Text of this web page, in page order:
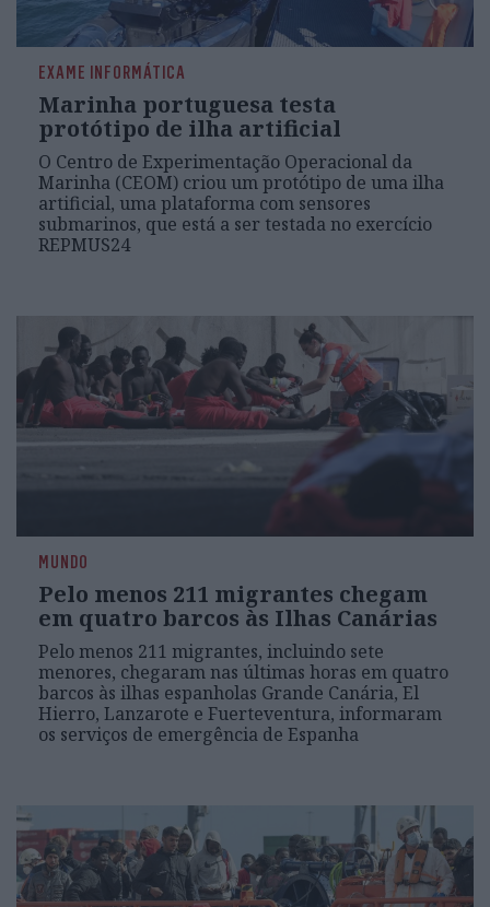
EXAME INFORMÁTICA
Marinha portuguesa testa
protótipo de ilha artificial
O Centro de Experimentação Operacional da
Marinha (CEOM) criou um protótipo de uma ilha
artificial, uma plataforma com sensores
submarinos, que está a ser testada no exercício
REPMUS24
MUNDO
Pelo menos 211 migrantes chegam
em quatro barcos às Ilhas Canárias
Pelo menos 211 migrantes, incluindo sete
menores, chegaram nas últimas horas em quatro
barcos às ilhas espanholas Grande Canária, El
Hierro, Lanzarote e Fuerteventura, informaram
os serviços de emergência de Espanha